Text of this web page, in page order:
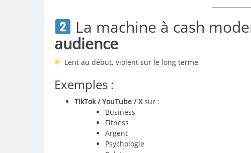
La machine à cash
audience
Lent au début, violent sur le long terme
Exemples :
TikTok / YouTube / Xsur :
Business
Fitness
Argent
Psychologie